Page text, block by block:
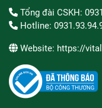
Tổng đài CSKH:
Hotline:
Website: https://